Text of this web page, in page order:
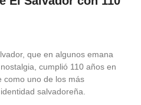
que en algunos emana
cumplió 110 años en
como uno de los más
salvadoreña.